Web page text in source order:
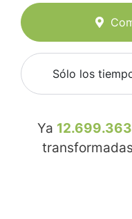
Sólo los
Ya 12.699.363